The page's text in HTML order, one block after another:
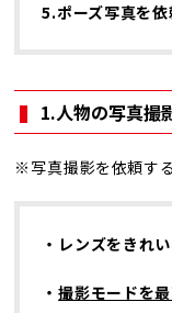
5.ポーズ写真を依
1.人物の写真撮
※写真撮影を依頼す
・レンズをきれ
・撮影モードを